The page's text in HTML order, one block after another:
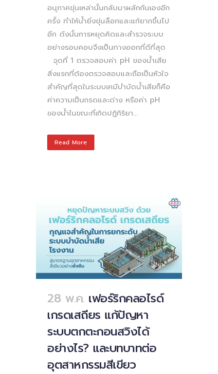
อนุภาคขุ่นเหล่านั้นกลับมาผลักกันเองอีก
ครั้ง ทำให้น้ำยิ่งขุ่นล็อกและแก้ยากขึ้นไป
อีก ดังนั้นการหยุดคิดและสำรวจระบบ
อย่างรอบคอบจึงเป็นทางออกที่ดีที่สุด
จุดที่ 1 ตรวจสอบค่า pH ของน้ำเสีย
สิ่งแรกที่ต้องตรวจสอบและถือเป็นหัวใจ
สำคัญที่สุดในระบบเคมีบำบัดน้ำเสียก็คือ
ค่าความเป็นกรดและด่าง หรือค่า pH
ของน้ำในขณะที่เกิดปฏิกิริยา...
Read More
28 พ.ค. เฟอร์ริกคลอไรด์
เกรดเสถียร แก้ปัญหา
ระบบตกตะกอนสวิงได้
อย่างไร? และบทบาทต่อ
อุตสาหกรรมสีเขียว